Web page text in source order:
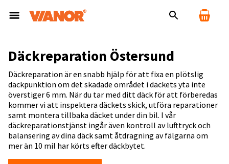
Däckreparation Östersund
Däckreparation är en snabb hjälp för att fixa en plötslig
däckpunktion om det skadade området i däckets yta inte
överstiger 6 mm. När du tar med ditt däck för att förberedas
kommer vi att inspektera däckets skick, utföra reparationer
samt montera tillbaka däcket under din bil. I vår
däckreparationstjänst ingår även kontroll av lufttryck och
balansering av dina däck samt åtdragning av fälgarna om
mer än 10 mil har körts efter däckbytet.